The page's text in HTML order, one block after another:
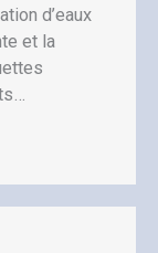
d’eaux
et la